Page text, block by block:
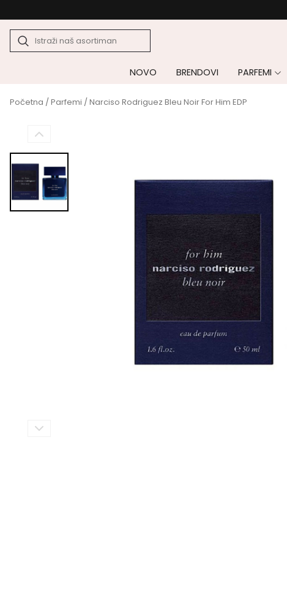
NOVO BRENDOVI PARFEMI
Početna /Parfemi / Narciso Rodriguez Bleu Noir For Him EDP